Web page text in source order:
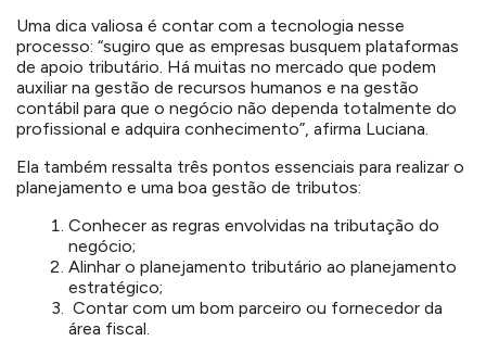
Uma dica valiosa é contar com a tecnologia nesse
processo: “sugiro que as empresas busquem plataformas
de apoio tributário. Há muitas no mercado que podem
auxiliar na gestão de recursos humanos e na gestão
contábil para que o negócio não dependa totalmente do
profissional e adquira conhecimento”, afirma Luciana.
Ela também ressalta três pontos essenciais para realizar o
planejamento e uma boa gestão de tributos:
Conhecer as regras envolvidas na tributação do
negócio;
Alinhar o planejamento tributário ao planejamento
estratégico;
Contar com um bom parceiro ou fornecedor da
área fiscal.